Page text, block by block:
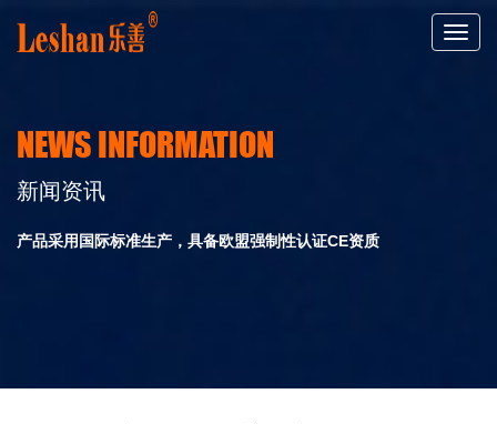
NEWS INFORMATION
新闻资讯
产品采用国际标准生产，具备欧盟强制性认证CE资质